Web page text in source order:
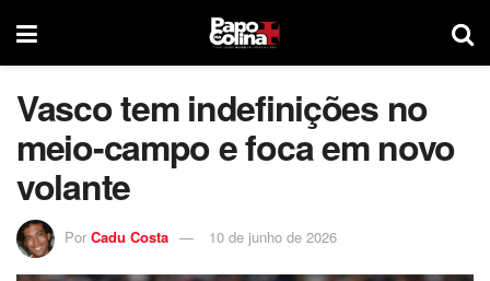
Vasco tem indefinições no
meio-campo e foca em novo
volante
Por Cadu Costa 10 de junho de 2026